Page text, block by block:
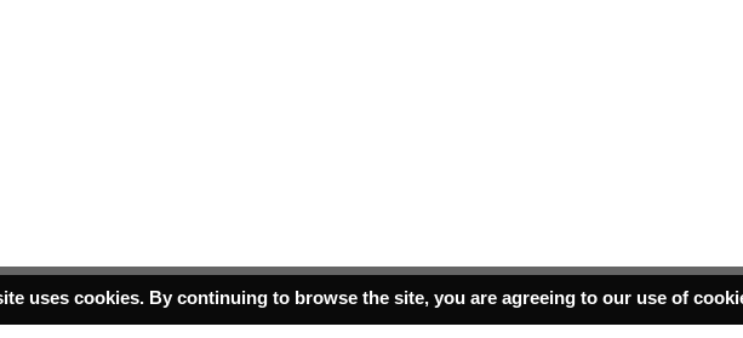
uses cookies. By continuing to browse the site, you are agreeing to our use of